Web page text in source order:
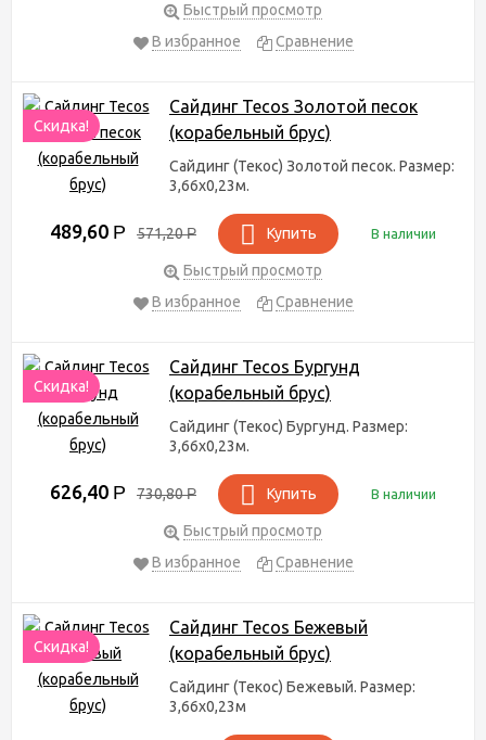
Быстрый просмотр
В избранное
Сравнение
Скидка!
Сайдинг Tecos Золотой песок
(корабельный брус)
Сайдинг (Текос) Золотой песок. Размер:
3,66х0,23м.
489,60 Р 571,20Р Купить В наличии
Быстрый просмотр
В избранное
Сравнение
Скидка!
Сайдинг Tecos Бургунд
(корабельный брус)
Сайдинг (Текос) Бургунд. Размер:
3,66х0,23м.
626,40 Р 730,80Р Купить В наличии
Быстрый просмотр
В избранное
Сравнение
Скидка!
Сайдинг Tecos Бежевый
(корабельный брус)
Сайдинг (Текос) Бежевый. Размер:
3,66х0,23м